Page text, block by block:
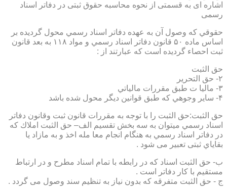
اشاره ای به قسمتی از نحوه محاسبه حقوق ثبتی در دفاتر اسناد
رسمی
حقوقي كه وصول آن به عهده دفاتر اسناد رسمي محول گرديده بر
اساس ماده ۵۰ قانون دفاتر اسناد رسمي و مواد ۱۱۸ به بعد قانون
ثبت احصاء گرديده است كه عبارتند از :
حق الثبت
۲- حق التحرير
۳- ماليا ت طبق مقررات مالياتي
۴- ساير وجوهي كه طبق قوانين ديگر محول شده باشد
حق الثبت:حق الثبت را با توجه به مقررات قانون ثبت وقانون دفاتر
اسناد رسمي ميتوان به سه بخش تقسيم الف– حق الثبت املاك كه
در دفاتر اسناد رسمي به هنگام انجام معا مله اخذ و به مازاد يا
بقاياي ثبتی تعبیر می شود .
ب- حق الثبت اسناد كه در رابطه با تمام اسناد مطرح و در ارتباط
مستقيم با كار دفاتر است .
ج - حق الثبت متفرقه كه بدون نياز به تنظیم سند وصول می گردد .